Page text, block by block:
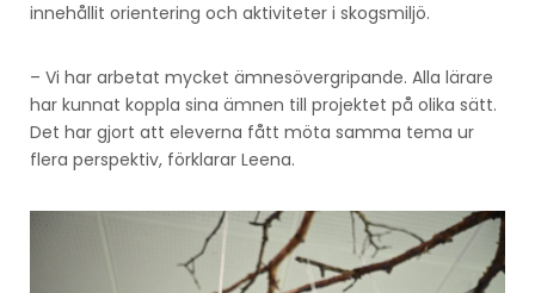
innehållit orientering och aktiviteter i skogsmiljö.
– Vi har arbetat mycket ämnesövergripande. Alla lärare
har kunnat koppla sina ämnen till projektet på olika sätt.
Det har gjort att eleverna fått möta samma tema ur
flera perspektiv, förklarar Leena.